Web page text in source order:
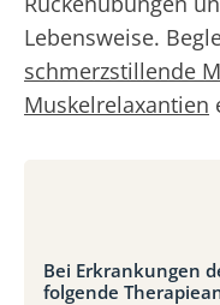
Lebensweise.
schmerzstillende
Muskelrelaxantien
Bei Erkrankungen
folgende